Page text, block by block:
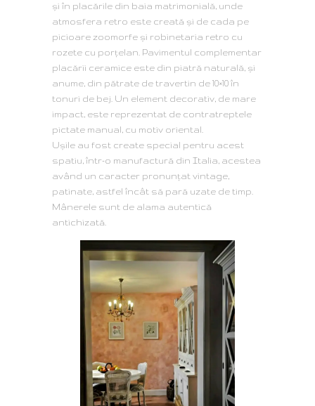
și în placările din baia matrimonială, unde
atmosfera retro este creată și de cada pe
picioare zoomorfe și robinetaria retro cu
rozete cu porțelan. Pavimentul complementar
placării ceramice este din piatră naturală, și
anume, din pătrate de travertin de 10×10 în
tonuri de bej. Un element decorativ, de mare
impact, este reprezentat de contratreptele
pictate manual, cu motiv oriental.
Ușile au fost create special pentru acest
spatiu, într-o manufactură din Italia, acestea
având un caracter pronunțat vintage,
patinate, astfel încât să pară uzate de timp.
Mânerele sunt de alama autentică
antichizată.